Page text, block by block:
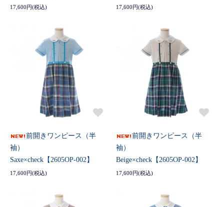
17,600円(税込) 17,600円(税込)
前開きワンピース（半
袖）
Saxe×check【2605OP-002】
17,600円(税込)
前開きワンピース（半
袖）
Beige×check【2605OP-002】
17,600円(税込)